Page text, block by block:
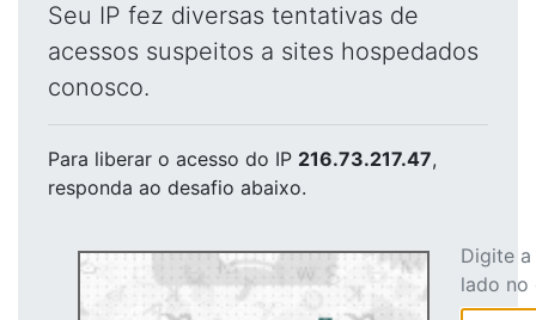
Seu IP fez diversas tentativas de
acessos suspeitos a sites hospedados
conosco.
Para liberar o acesso do IP 216.73.217.47,
responda ao desafio abaixo.
Digite
lado no